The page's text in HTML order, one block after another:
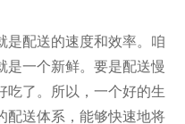
是配送的速度和效率。咱
是一个新鲜。要是配送慢
吃了。所以，一个好的生
配送体系，能够快速地将